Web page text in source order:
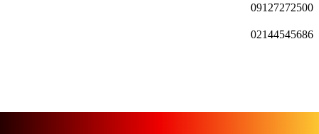
09127272500
02144545686